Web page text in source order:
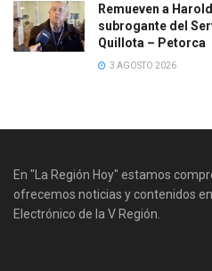
Remueven a
subrogante del
Quillota – Petorca
3 AGOSTO 2026
En "La Región Hoy" estamos
ofrecemos noticias y contenidos
Electrónico de la V Región.